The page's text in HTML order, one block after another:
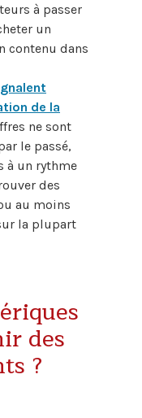
à passer
un
contenu dans
de la
ne sont
le passé,
à un rythme
des
au moins
la plupart
des
?